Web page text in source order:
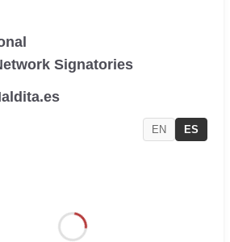
Signatories
EN ES